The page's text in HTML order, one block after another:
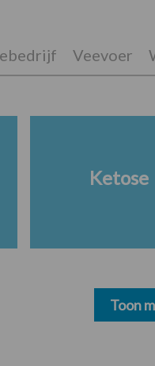
Veevoer
Ketose
Toon